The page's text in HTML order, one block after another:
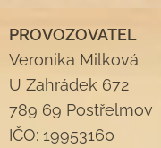
PROVOZOVATEL
Veronika Milková
U Zahrádek 672
789 69 Postřelmov
IČO: 19953160